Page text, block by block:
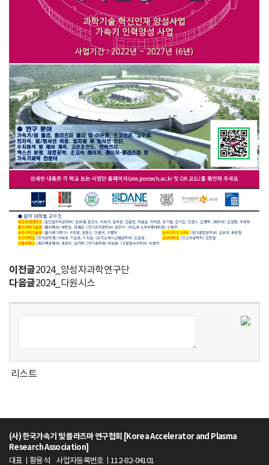
연
구
협
회
[
K
o
r
e
a
c
e
r
이전글2024_양성자과학연구단
다음글2024_다원시스
리스트
(사) 한국가속기 및 플라즈마 연구협회 [Korea Accelerator and Plasma
Research Association]
대표ㅣ황용석
사업자등록번호ㅣ112-82-04101